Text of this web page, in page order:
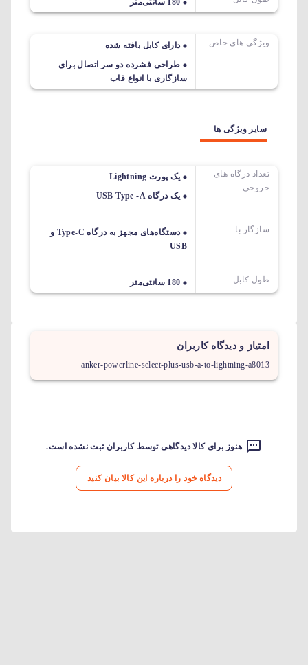
180 سانتی‌متر
ویژگی های خاص
دارای کابل بافته شده
طراحی فشرده دو سر اتصال برای
سازگاری با انواع قاب
سایر ویژگی ها
تعداد درگاه های
خروجی
یک پورت Lightning
یک درگاه USB Type -A
سازگار با
دستگاه‌های مجهز به درگاه Type-C و
USB
طول کابل 180 سانتی‌متر
امتیاز و دیدگاه کاربران
anker-powerline-select-plus-usb-a-to-lightning-a8013
هنوز برای کالا دیدگاهی توسط کاربران ثبت نشده است.
دیدگاه خود را درباره این کالا بیان کنید